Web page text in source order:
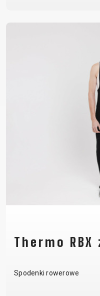
Thermo
Spodenki rowerowe